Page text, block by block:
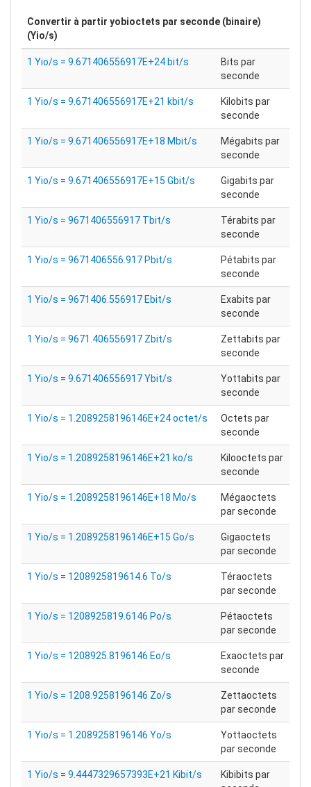
Convertir à partir yobioctets par seconde (binaire)
(Yio/s)
1 Yio/s = 9.671406556917E+24 bit/s
Bits par
seconde
1 Yio/s = 9.671406556917E+21 kbit/s
Kilobits par
seconde
1 Yio/s = 9.671406556917E+18 Mbit/s
Mégabits par
seconde
1 Yio/s = 9.671406556917E+15 Gbit/s
Gigabits par
seconde
1 Yio/s = 9671406556917 Tbit/s
Térabits par
seconde
1 Yio/s = 9671406556.917 Pbit/s
Pétabits par
seconde
1 Yio/s = 9671406.556917 Ebit/s
Exabits par
seconde
1 Yio/s = 9671.406556917 Zbit/s
Zettabits par
seconde
1 Yio/s = 9.671406556917 Ybit/s
Yottabits par
seconde
1 Yio/s = 1.2089258196146E+24 octet/s
Octets par
seconde
1 Yio/s = 1.2089258196146E+21 ko/s
Kilooctets par
seconde
1 Yio/s = 1.2089258196146E+18 Mo/s
Mégaoctets
par seconde
1 Yio/s = 1.2089258196146E+15 Go/s
Gigaoctets
par seconde
1 Yio/s = 1208925819614.6 To/s
Téraoctets
par seconde
1 Yio/s = 1208925819.6146 Po/s
Pétaoctets
par seconde
1 Yio/s = 1208925.8196146 Eo/s
Exaoctets par
seconde
1 Yio/s = 1208.9258196146 Zo/s
Zettaoctets
par seconde
1 Yio/s = 1.2089258196146 Yo/s
Yottaoctets
par seconde
1 Yio/s = 9.4447329657393E+21 Kibit/s
Kibibits par